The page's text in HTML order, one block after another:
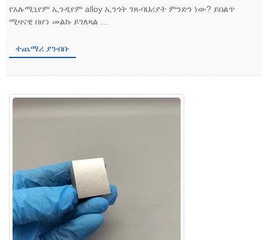
የአሉሚኒየም ኢንዲየም alloy ኢንጎት ገጸ-ባህሪያት ምንድን ነው? ይበልጥ
ሚዛናዊ በሆነ መልኩ ይገለጻል ...
ተጨማሪ ያንብቡ